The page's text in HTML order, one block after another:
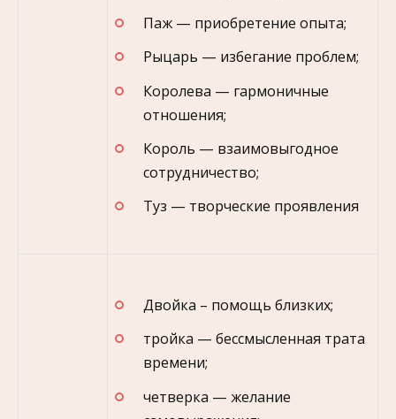
Паж — приобретение опыта;
Рыцарь — избегание проблем;
Королева — гармоничные
отношения;
Король — взаимовыгодное
сотрудничество;
Туз — творческие проявления
Двойка – помощь близких;
тройка — бессмысленная трата
времени;
четверка — желание